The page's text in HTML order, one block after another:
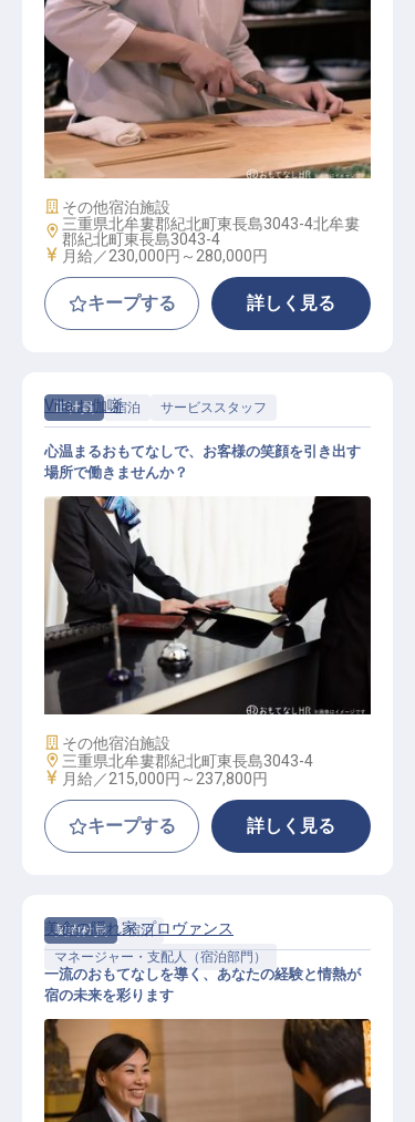
調理
施設業態
その他宿泊施設
勤務地
三重県北牟婁郡紀北町東長島3043-4北牟婁
郡紀北町東長島3043-4
給与
月給／230,000円～ 280,000円
キープする 詳しく見る
正社員 宿泊 サービススタッフ
サービス総合職（接客係）
Villa お伽噺
心温まるおもてなしで、お客様の笑顔を引き出す
場所で働きませんか？
施設業態
その他宿泊施設
勤務地
三重県北牟婁郡紀北町東長島3043-4
給与
月給／215,000円～ 237,800円
キープする 詳しく見る
契約社員
宿泊
マネージャー・支配人（宿泊部門）
美食の隠れ家 プロヴァンス
一流のおもてなしを導く、あなたの経験と情熱が
宿の未来を彩ります